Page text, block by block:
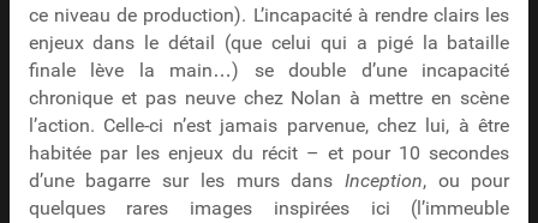
ce niveau de production). L’incapacité à rendre clairs les
enjeux dans le détail (que celui qui a pigé la bataille
finale lève la main…) se double d’une incapacité
chronique et pas neuve chez Nolan à mettre en scène
l’action. Celle-ci n’est jamais parvenue, chez lui, à être
habitée par les enjeux du récit – et pour 10 secondes
d’une bagarre sur les murs dans Inception, ou pour
quelques rares images inspirées ici (l’immeuble